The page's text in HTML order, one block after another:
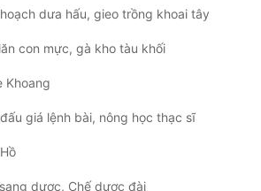
dưa hấu, gieo trồng khoai tây
con mực, gà kho tàu khối
Khoang
giá lệnh bài, nông học thạc sĩ
dược, Chế dược đài